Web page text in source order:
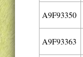
A9F93350
A9F93363